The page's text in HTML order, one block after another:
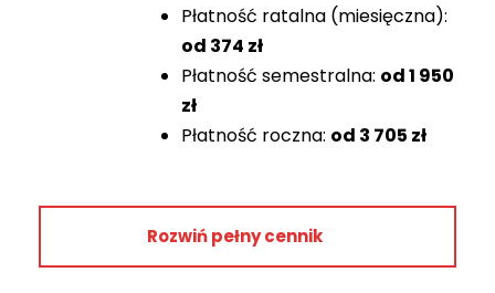
Płatność ratalna (miesięczna):
od 374 zł
Płatność semestralna: od1 950
zł
Płatność roczna: od 3 705 zł
Rozwiń pełny cennik